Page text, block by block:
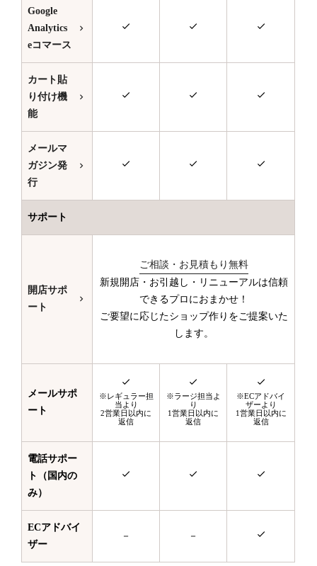
Google
Analytics
eコマース
カート貼
り付け機
能
メールマ
ガジン発
行
サポート
開店サポ
ート
ご相談・お見積もり無料
新規開店・お引越し・リニューアルは信頼
できるプロにおまかせ！
ご要望に応じたショップ作りをご提案いた
します。
メールサポ
ート
※レギュラー担
当より
2営業日以内に
返信
※ラージ担当よ
り
1営業日以内に
返信
※ECアドバイ
ザーより
1営業日以内に
返信
電話サポー
ト（国内の
み）
ECアドバイ
ザー
－ －